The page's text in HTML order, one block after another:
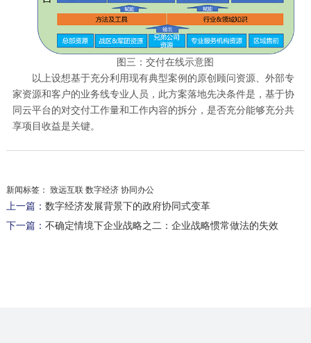
图三：交付在线示意图
以上设想基于充分利用现有典型案例的原创顾问资源、外部专
家资源和客户的业务线专业人员，此方案落地先决条件是，基于协
同云平台的对交付工作量和工作内容的拆分，是否充分能够充分共
享项目收益是关键。
新闻标签： 致远互联 数字经济 协同办公
上一篇： 数字经济发展背景下的政府协同式变革
下一篇： 不确定情境下企业战略之二：企业战略惯常做法的失效